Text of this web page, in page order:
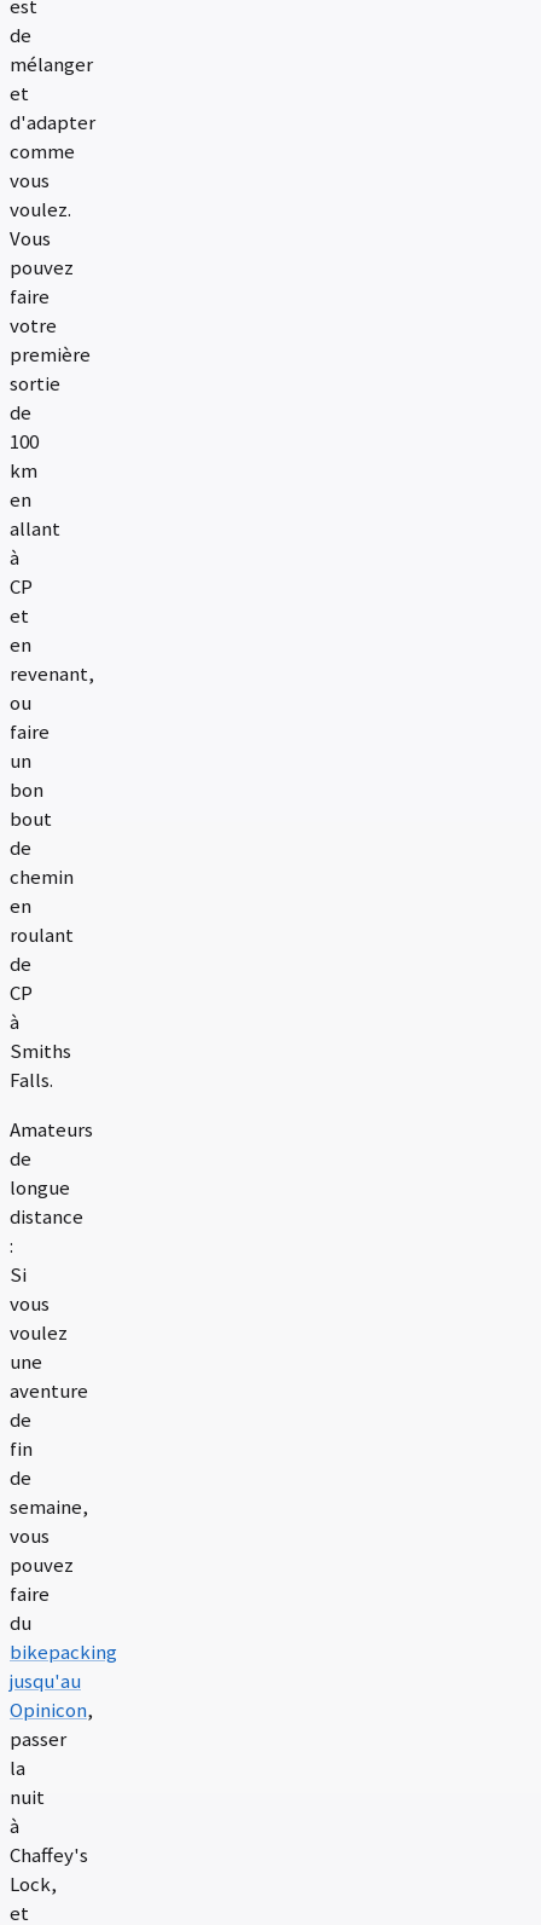
est
de
mélanger
et
d'adapter
comme
vous
voulez.
Vous
pouvez
faire
votre
première
sortie
de
100
km
en
allant
à
CP
et
en
revenant,
ou
faire
un
bon
bout
de
chemin
en
roulant
de
CP
à
Smiths
Falls.
Amateurs
de
longue
distance
:
Si
vous
voulez
une
aventure
de
fin
de
semaine,
vous
pouvez
faire
du
bikepacking
jusqu'au
Opinicon,
passer
la
nuit
à
Chaffey's
Lock,
et